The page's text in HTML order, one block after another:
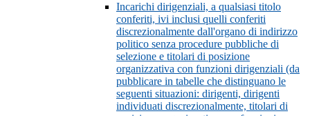
Incarichi dirigenziali, a qualsiasi titolo
conferiti, ivi inclusi quelli conferiti
discrezionalmente dall'organo di indirizzo
politico senza procedure pubbliche di
selezione e titolari di posizione
organizzativa con funzioni dirigenziali (da
pubblicare in tabelle che distinguano le
seguenti situazioni: dirigenti, dirigenti
individuati discrezionalmente, titolari di